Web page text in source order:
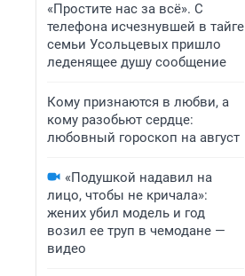
«Простите нас за всё». С
телефона исчезнувшей в тайге
семьи Усольцевых пришло
леденящее душу сообщение
Кому признаются в любви, а
кому разобьют сердце:
любовный гороскоп на август
«Подушкой надавил на
лицо, чтобы не кричала»:
жених убил модель и год
возил ее труп в чемодане —
видео